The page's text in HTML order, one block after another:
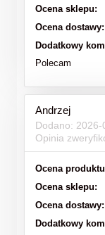
Ocena sklepu:
Ocena dostawy:
Dodatkowy
Polecam
Andrzej
Dodano: 2026-
Opinia
Ocena
Ocena sklepu:
Ocena dostawy:
Dodatkowy